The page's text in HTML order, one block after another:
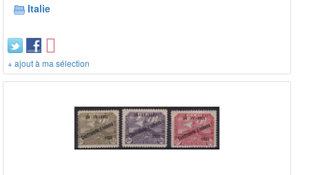
Italie
+ ajout à ma sélection